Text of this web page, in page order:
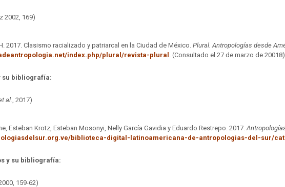
2002, 169)
2017. Clasismo racializado y patriarcal en la Ciudad de México Plural. Antropologías desde
index.php/plural/revista-plural (Consultado el 27 de marzo de 20018)
su bibliografía:
al. , 2017)
Esteban Krotz, Esteban Mosonyi, Nelly García Gavidia y Eduardo Restrepo. 2017.
biblioteca-digital-latinoamericana-de-antropologias-del-sur/
y su bibliografía:
159-62)